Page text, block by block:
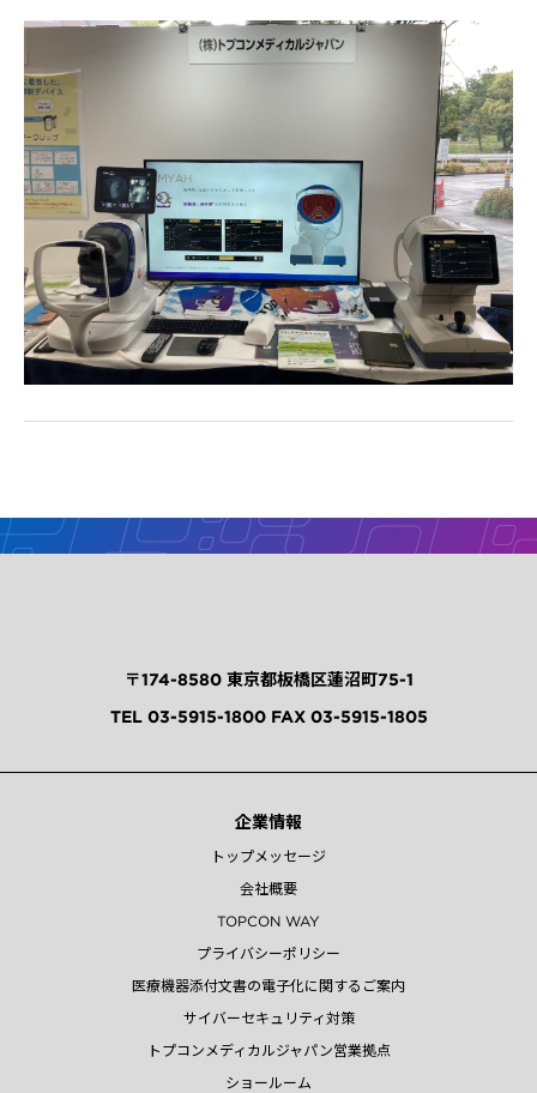
〒174-8580 東京都板橋区蓮沼町75-1
TEL 03-5915-1800 FAX 03-5915-1805
企業情報
トップメッセージ
会社概要
TOPCON WAY
プライバシーポリシー
医療機器添付文書の電子化に関するご案内
サイバーセキュリティ対策
トプコンメディカルジャパン営業拠点
ショールーム